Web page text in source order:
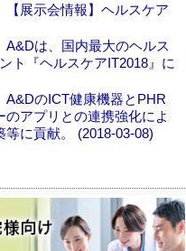
【展示会情報】ヘルスケア
A&Dは、国内最大のヘルス
ト『ヘルスケアIT2018』に
A&DのICT健康機器とPHR
アプリとの連携強化によ
に貢献。 (2018-03-08)